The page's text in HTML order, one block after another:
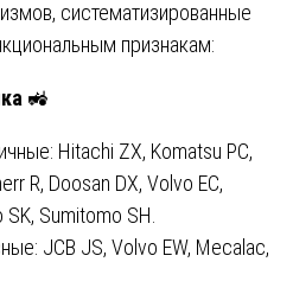
систематизированные
признакам:
🚜
Hitachi ZX, Komatsu PC,
R, Doosan DX, Volvo EC,
Sumitomo SH.
JCB JS, Volvo EW, Mecalac,